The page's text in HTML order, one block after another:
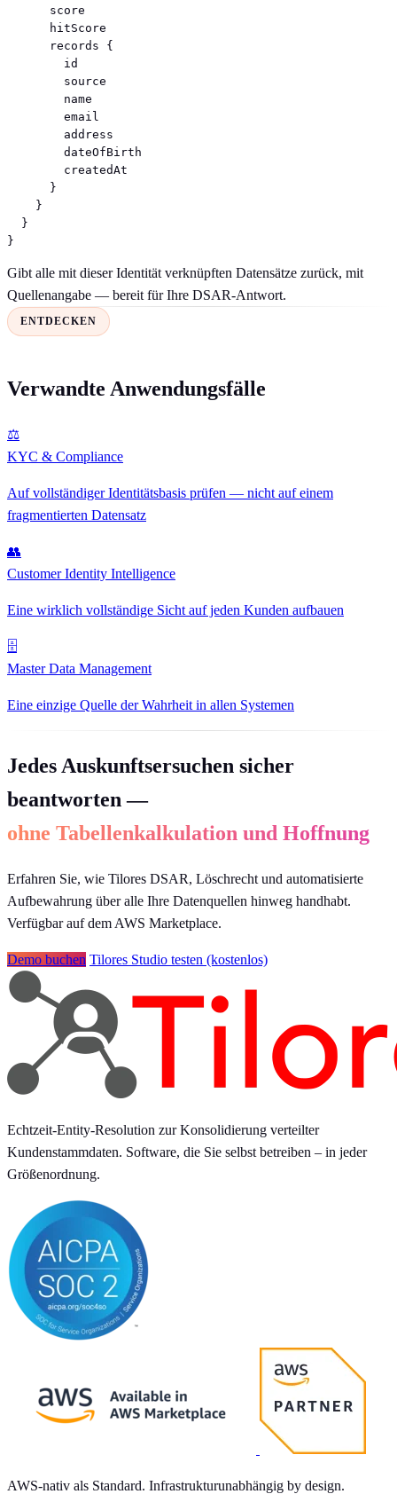
      score
      hitScore
      records {
        id
        source
        name
        email
        address
        dateOfBirth
        createdAt
      }
    }
  }
}
Gibt alle mit dieser Identität verknüpften Datensätze zurück, mit
Quellenangabe — bereit für Ihre DSAR-Antwort.
ENTDECKEN
Verwandte Anwendungsfälle
⚖
KYC & Compliance
Auf vollständiger Identitätsbasis prüfen — nicht auf einem
fragmentierten Datensatz
👥
Customer Identity Intelligence
Eine wirklich vollständige Sicht auf jeden Kunden aufbauen
🗄
Master Data Management
Eine einzige Quelle der Wahrheit in allen Systemen
Jedes Auskunftsersuchen sicher
beantworten —
ohne Tabellenkalkulation und Hoffnung
Erfahren Sie, wie Tilores DSAR, Löschrecht und automatisierte
Aufbewahrung über alle Ihre Datenquellen hinweg handhabt.
Verfügbar auf dem AWS Marketplace.
Demo buchen Tilores Studio testen (kostenlos)
Echtzeit-Entity-Resolution zur Konsolidierung verteilter
Kundenstammdaten. Software, die Sie selbst betreiben – in jeder
Größenordnung.
AWS-nativ als Standard. Infrastrukturunabhängig by design.